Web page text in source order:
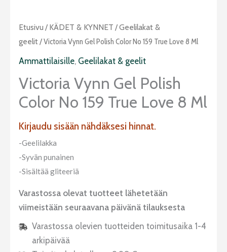
Etusivu / KÄDET & KYNNET /Geelilakat &
geelit/ Victoria Vynn Gel Polish Color No 159 True Love 8 Ml
Ammattilaisille, Geelilakat & geelit
Victoria Vynn Gel Polish
Color No 159 True Love 8 Ml
Kirjaudu sisään nähdäksesi hinnat.
-Geelilakka
-Syvän punainen
-Sisältää gliteeriä
Varastossa olevat tuotteet lähetetään
viimeistään seuraavana päivänä tilauksesta
Varastossa olevien tuotteiden toimitusaika 1-4
arkipäivää